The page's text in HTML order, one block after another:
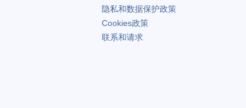
隐私和数据保护政策
Cookies政策
联系和请求